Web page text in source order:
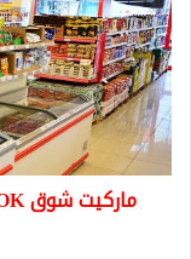
ŞOK
يكشف
عن
تنزيلاته
وعروضه
لرأس
السنة